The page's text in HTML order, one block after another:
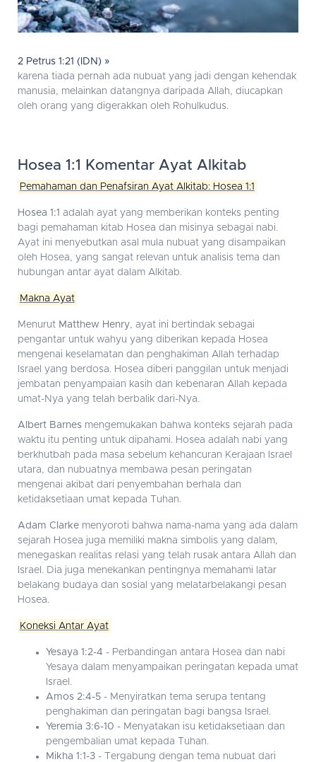
2 Petrus 1:21 (IDN) »
karena tiada pernah ada nubuat yang jadi dengan kehendak
manusia, melainkan datangnya daripada Allah, diucapkan
oleh orang yang digerakkan oleh Rohulkudus.
Hosea 1:1 Komentar Ayat Alkitab
Pemahaman dan Penafsiran Ayat Alkitab: Hosea 1:1
Hosea 1:1 adalah ayat yang memberikan konteks penting
bagi pemahaman kitab Hosea dan misinya sebagai nabi.
Ayat ini menyebutkan asal mula nubuat yang disampaikan
oleh Hosea, yang sangat relevan untuk analisis tema dan
hubungan antar ayat dalam Alkitab.
Makna Ayat
Menurut Matthew Henry, ayat ini bertindak sebagai
pengantar untuk wahyu yang diberikan kepada Hosea
mengenai keselamatan dan penghakiman Allah terhadap
Israel yang berdosa. Hosea diberi panggilan untuk menjadi
jembatan penyampaian kasih dan kebenaran Allah kepada
umat-Nya yang telah berbalik dari-Nya.
Albert Barnes mengemukakan bahwa konteks sejarah pada
waktu itu penting untuk dipahami. Hosea adalah nabi yang
berkhutbah pada masa sebelum kehancuran Kerajaan Israel
utara, dan nubuatnya membawa pesan peringatan
mengenai akibat dari penyembahan berhala dan
ketidaksetiaan umat kepada Tuhan.
Adam Clarke menyoroti bahwa nama-nama yang ada dalam
sejarah Hosea juga memiliki makna simbolis yang dalam,
menegaskan realitas relasi yang telah rusak antara Allah dan
Israel. Dia juga menekankan pentingnya memahami latar
belakang budaya dan sosial yang melatarbelakangi pesan
Hosea.
Koneksi Antar Ayat
Yesaya 1:2-4 - Perbandingan antara Hosea dan nabi
Yesaya dalam menyampaikan peringatan kepada umat
Israel.
Amos 2:4-5 - Menyiratkan tema serupa tentang
penghakiman dan peringatan bagi bangsa Israel.
Yeremia 3:6-10 - Menyatakan isu ketidaksetiaan dan
pengembalian umat kepada Tuhan.
Mikha 1:1-3 - Tergabung dengan tema nubuat dari